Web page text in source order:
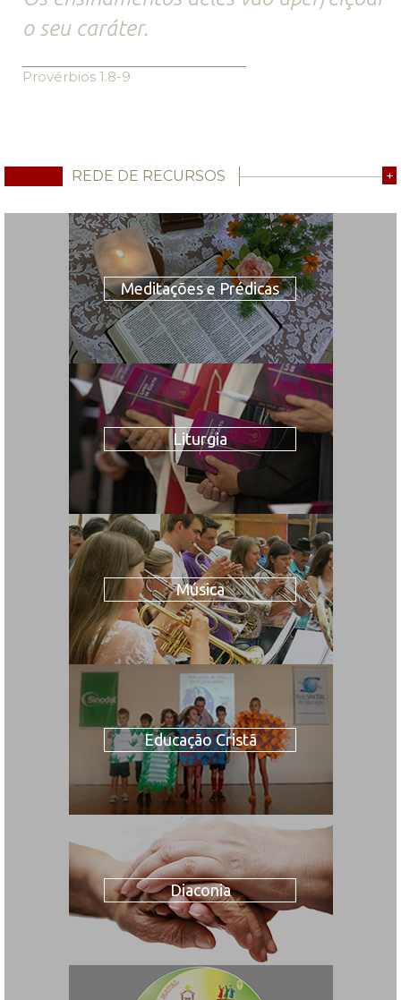
o seu caráter.
Provérbios 1.8-9
REDE DE RECURSOS +
Meditações e Prédicas
Liturgia
Música
Educação Cristã
Diaconia